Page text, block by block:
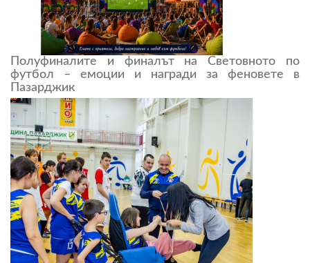
Полуфиналите и финалът на Световното по
футбол – емоции и награди за феновете в
Пазарджик